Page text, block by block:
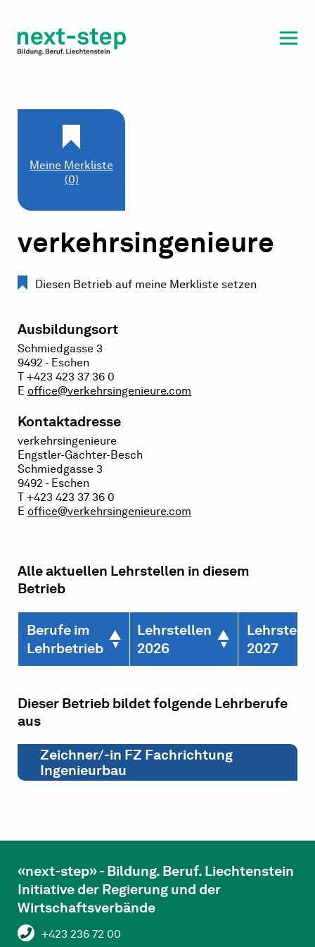
Beratung & Unterstützung
verkehrsingenieure
Diesen Betrieb auf meine Merkliste setzen
Ausbildungsort
Schmiedgasse 3
9492 - Eschen
T +423 423 37 36 0
E office@verkehrsingenieure.com
Kontaktadresse
verkehrsingenieure
Engstler-Gächter-Besch
Schmiedgasse 3
9492 - Eschen
T +423 423 37 36 0
E office@verkehrsingenieure.com
Meine Merkliste
(0)
Alle aktuellen Lehrstellen in diesem
Betrieb
Berufe im
Lehrbetrieb
Lehrstellen
2026
2027
Dieser Betrieb bildet folgende Lehrberufe
aus
Zeichner/-in FZ Fachrichtung
Ingenieurbau
«next-step» - Bildung. Beruf. Liechtenstein
Initiative der Regierung und der
Wirtschaftsverbände
+423 236 72 00